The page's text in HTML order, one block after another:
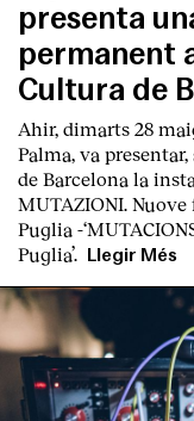
presenta
permanent
Cultura de
Ahir, dimarts 28
Palma, va
de Barcelona la
MUTAZIONI.
Puglia -‘
Puglia’.
Llegir Més